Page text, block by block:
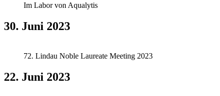
Im Labor von Aqualytis
30. Juni 2023
72. Lindau Noble Laureate Meeting 2023
22. Juni 2023